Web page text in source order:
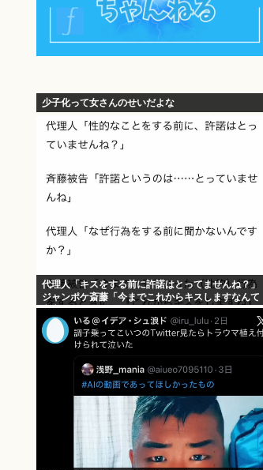
少子化って女さんのせいだよな
代理人「キスをする前に許諾はとってませんね？」
ジャンポケ斎藤「今までこれからキスしますなんて
宣言することなかったので」